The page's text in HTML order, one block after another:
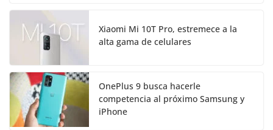
Xiaomi Mi 10T Pro, estremece a la
alta gama de celulares
OnePlus 9 busca hacerle
competencia al próximo Samsung y
iPhone